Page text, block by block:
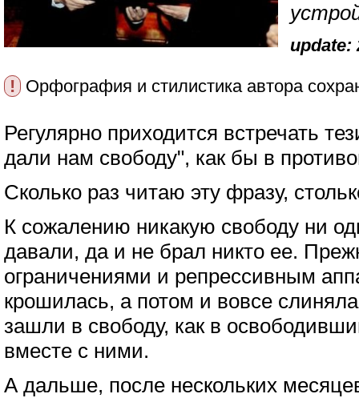
update:
! Орфография и стилистика автора
Регулярно приходится встречать
дали нам свободу", как бы в
Сколько раз читаю эту фразу,
К сожалению никакую свободу ни
давали, да и не брал никто ее.
ограничениями и репрессивным
крошилась, а потом и вовсе
зашли в свободу, как в
вместе с ними.
А дальше, после нескольких